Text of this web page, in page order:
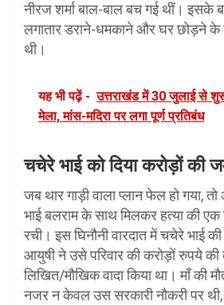
नीरज शर्मा बाल-बाल बच गई थीं। इसके
लगातार डराने-धमकाने और घर छोड़ने के
थी।
यह भी पढ़ें - उत्तराखंड में 30 जुलाई से
मेला, मांस-मदिरा पर लगा पूर्ण प्रतिबंध
चचेरे भाई को दिया करोड़ों की
जब थार गाड़ी वाला प्लान फेल हो गया,
भाई बलराम के साथ मिलकर हत्या की
रची। इस घिनौनी वारदात में चचेरे भाई
आयुषी ने उसे परिवार की करोड़ों रुपये की
लिखित/मौखिक वादा किया था। माँ की
नजर न केवल उस सरकारी नौकरी पर थी,